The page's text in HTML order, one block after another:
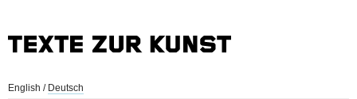
English / Deutsch